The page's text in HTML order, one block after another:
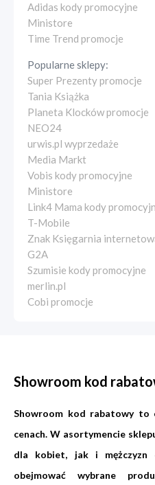
Adidas kody promocyjne
Ministore
Time Trend promocje
Popularne sklepy:
Super Prezenty promocje
Tania Książka
Planeta Klocków promocje
NEO24
urwis.pl wyprzedaże
Media Markt
Vobis kody promocyjne
Ministore
Link4 Mama kody
T-Mobile
Znak Księgarnia
G2A
Szumisie kody promocyjne
merlin.pl
Cobi promocje
Showroom kod
Showroom kod rabatowy to
cenach. W asortymencie
dla kobiet, jak i mężczyzn
obejmować wybrane